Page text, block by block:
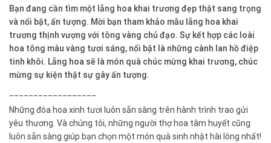
Bạn đang cần tìm một lẵng hoa khai trương đẹp thật sang trọng
và nổi bật, ấn tượng. Mời bạn tham khảo mẫu lẵng hoa khai
trương thịnh vượng với tông vàng chủ đạo. Sự kết hợp các loài
hoa tông màu vàng tươi sáng, nổi bật là những cành lan hồ điệp
tinh khôi. Lẵng hoa sẽ là món quà chúc mừng khai trương, chúc
mừng sự kiện thật sự gây ấn tượng.
Những đóa hoa xinh tươi luôn sẵn sàng trên hành trình trao gửi
yêu thương. Và chúng tôi, những người thợ hoa tâm huyết cũng
luôn sẵn sàng giúp bạn chọn một món quà sinh nhật hài lòng nhất!